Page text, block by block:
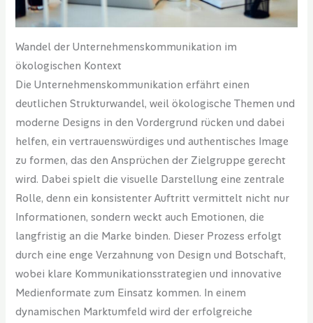
Wandel der Unternehmenskommunikation im
ökologischen Kontext
Die Unternehmenskommunikation erfährt einen
deutlichen Strukturwandel, weil ökologische Themen und
moderne Designs in den Vordergrund rücken und dabei
helfen, ein vertrauenswürdiges und authentisches Image
zu formen, das den Ansprüchen der Zielgruppe gerecht
wird. Dabei spielt die visuelle Darstellung eine zentrale
Rolle, denn ein konsistenter Auftritt vermittelt nicht nur
Informationen, sondern weckt auch Emotionen, die
langfristig an die Marke binden. Dieser Prozess erfolgt
durch eine enge Verzahnung von Design und Botschaft,
wobei klare Kommunikationsstrategien und innovative
Medienformate zum Einsatz kommen. In einem
dynamischen Marktumfeld wird der erfolgreiche